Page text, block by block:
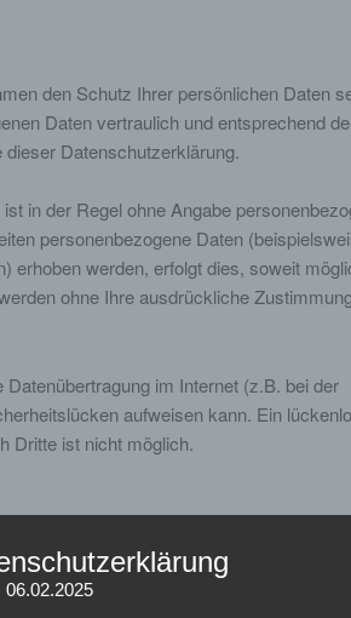
den Schutz Ihrer persönlichen Daten
Daten vertraulich und entsprechend
Datenschutzerklärung.
in der Regel ohne Angabe
personenbezogene Daten
erhoben werden, erfolgt dies, soweit
ohne Ihre ausdrückliche
im Internet (z.B. bei der
aufweisen kann. Ein
Dritte ist nicht möglich.
so genannte Cookies. Cookies
enthalten keine Viren. Cookies dienen
und sicherer zu machen. Cookies
06.02.2025